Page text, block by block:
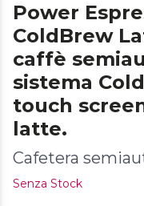
Power
ColdBrew
caffè
sistema
touch
latte.
Cafetera
Senza Stock